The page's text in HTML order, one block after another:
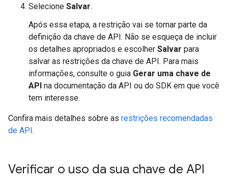
Selecione Salvar.
Após essa etapa, a restrição vai se tornar parte da
definição da chave de API. Não se esqueça de incluir
os detalhes apropriados e escolher Salvar para
salvar as restrições da chave de API. Para mais
informações, consulte o guia Gerar uma chave de
API na documentação da API ou do SDK em que você
tem interesse.
Confira mais detalhes sobre as restrições recomendadas
de API.
Verificar o uso da sua chave de API